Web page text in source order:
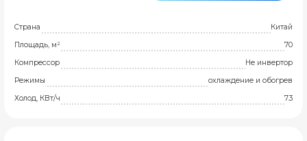
Страна
Китай
Площадь, м²
70
Компрессор
Не инвертор
Режимы
охлаждение и обогрев
Холод, КВт/ч
7.3